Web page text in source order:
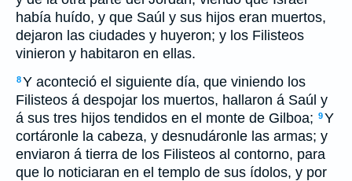
había huído, y que Saúl y sus hijos eran muertos,
dejaron las ciudades y huyeron; y los Filisteos
vinieron y habitaron en ellas.
8Y aconteció el siguiente día, que viniendo los
Filisteos á despojar los muertos, hallaron á Saúl y
á sus tres hijos tendidos en el monte de Gilboa; 9Y
cortáronle la cabeza, y desnudáronle las armas; y
enviaron á tierra de los Filisteos al contorno, para
que lo noticiaran en el templo de sus ídolos, y por